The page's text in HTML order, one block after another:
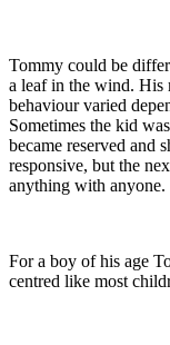
Tommy could be
a leaf in the wind. His
behaviour varied
Sometimes the kid
became reserved and
responsive, but the
anything with anyone.
For a boy of his age
centred like most